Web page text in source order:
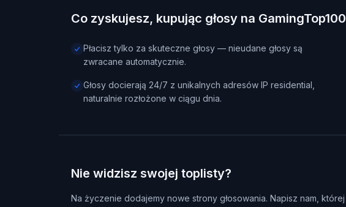
Co zyskujesz, kupując głosy na GamingTop100
Płacisz tylko za skuteczne głosy — nieudane głosy są
zwracane automatycznie.
Głosy docierają 24/7 z unikalnych adresów IP residential,
naturalnie rozłożone w ciągu dnia.
Nie widzisz swojej toplisty?
Na życzenie dodajemy nowe strony głosowania. Napisz nam,